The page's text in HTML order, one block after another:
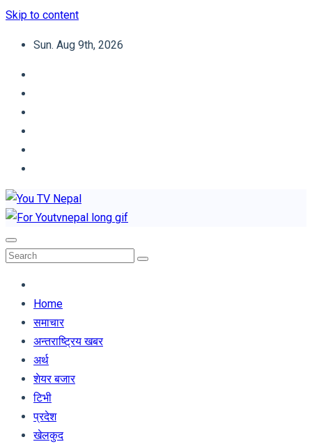
Skip to content
Sun. Aug 9th, 2026
Home
समाचार
अन्तराष्ट्रिय खबर
अर्थ
शेयर बजार
टिभी
प्रदेश
खेलकुद